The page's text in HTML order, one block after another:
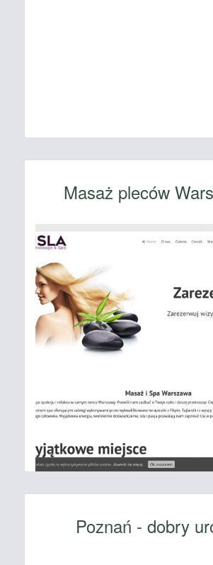
Masaż pleców
Poznań - dobry